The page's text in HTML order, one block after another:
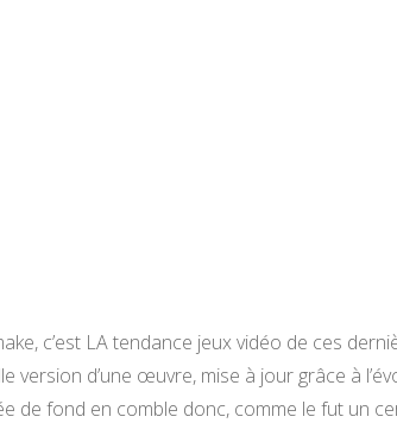
c’est LA tendance jeux vidéo de ces
version d’une œuvre, mise à jour grâce à
de fond en comble donc, comme le fut un